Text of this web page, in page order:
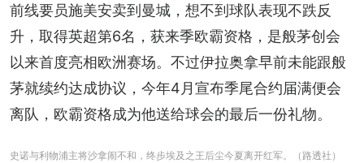
前线要员施美安卖到曼城，想不到球队表现不跌反
升，取得英超第6名，获来季欧霸资格，是般茅创会
以来首度亮相欧洲赛场。不过伊拉奥拿早前未能跟般
茅就续约达成协议，今年4月宣布季尾合约届满便会
离队，欧霸资格成为他送给球会的最后一份礼物。
史诺与利物浦主将沙拿闹不和，终步埃及之王后尘今夏离开红军。（路透社）